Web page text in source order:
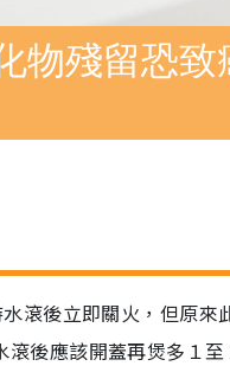
物殘留恐
滾後立即關火，但原
後應該開蓋再煲多１